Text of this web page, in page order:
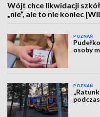
Wójt chce likwidacji
„nie”, ale to nie koniec
POZNAŃ
osoby
POZNAŃ